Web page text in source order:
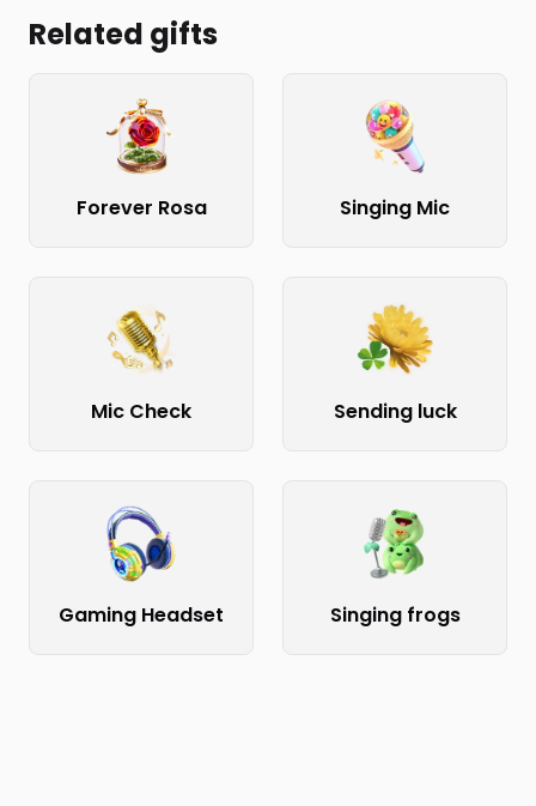
Related gifts
Forever Rosa Singing Mic
Mic Check Sending luck
Gaming Headset Singing frogs